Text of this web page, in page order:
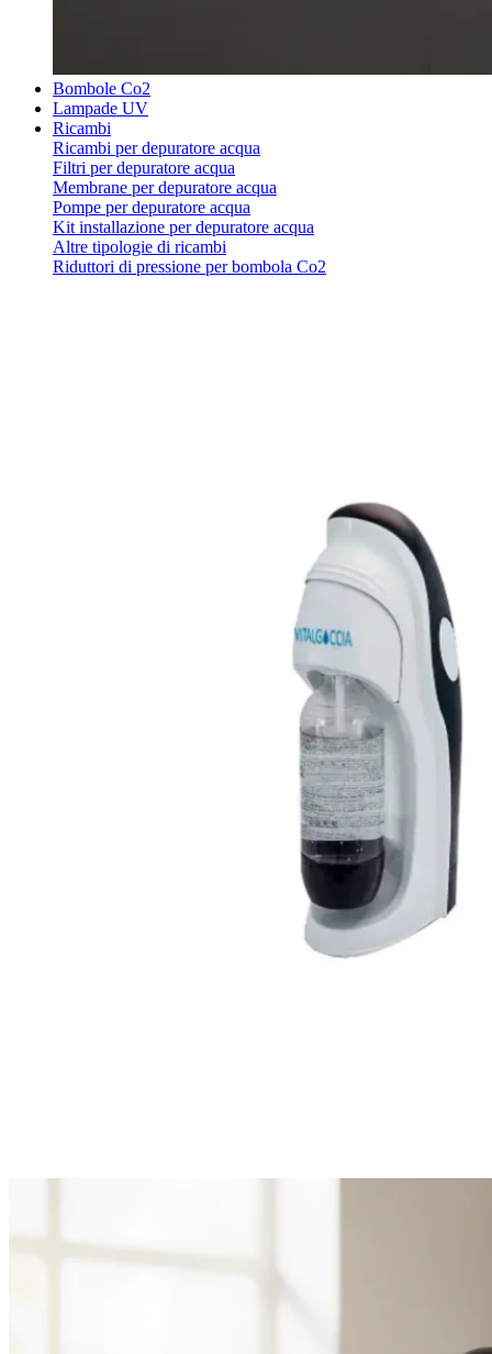
Bombole Co2
Lampade UV
Ricambi
Ricambi per depuratore acqua
Filtri per depuratore acqua
Membrane per depuratore acqua
Pompe per depuratore acqua
Kit installazione per depuratore acqua
Altre tipologie di ricambi
Riduttori di pressione per bombola Co2